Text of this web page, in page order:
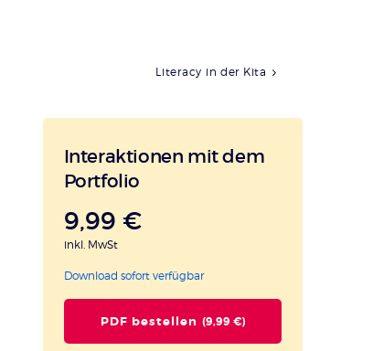
Literacy in der Kita
Interaktionen mit dem
Portfolio
9,99 €
inkl. MwSt
Download sofort verfügbar
PDF bestellen (9,99 €)